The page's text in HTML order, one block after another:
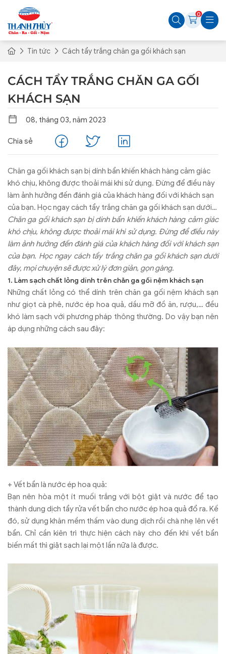
0
Tin tức Cách tẩy trắng chăn ga gối khách sạn
CÁCH TẨY TRẮNG CHĂN GA GỐI
KHÁCH SẠN
08, tháng 03, năm 2023
Chia sẻ
Chăn ga gối khách sạn bị dính bẩn khiến khách hàng cảm giác
khó chịu, không được thoải mái khi sử dụng. Đừng để điều này
làm ảnh hưởng đến đánh giá của khách hàng đối với khách sạn
của bạn. Học ngay cách tẩy trắng chăn ga gối khách sạn dưới
đây, mọi chuyện sẽ được xử lý đơn giản, gọn gàng.
Chăn ga gối khách sạn bị dính bẩn khiến khách hàng cảm giác
khó chịu, không được thoải mái khi sử dụng. Đừng để điều này
làm ảnh hưởng đến đánh giá của khách hàng đối với khách sạn
của bạn. Học ngay cách tẩy trắng chăn ga gối khách sạn dưới
đây, mọi chuyện sẽ được xử lý đơn giản, gọn gàng.
1. Làm sạch chất lỏng dính trên chăn ga gối nệm khách sạn
Những chất lỏng có thể dính trên chăn ga gối nệm khách sạn
như giọt cà phê, nước ép hoa quả, dầu mỡ đồ ăn, rượu,… đều
khó làm sạch với phương pháp thông thường. Do vậy bạn nên
áp dụng những cách sau đây:
+ Vết bẩn là nước ép hoa quả:
Bạn nên hòa một ít muối trắng với bột giặt và nước để tạo
thành dung dịch tẩy rửa vết bẩn cho nước ép hoa quả đổ ra. Kế
đó, sử dụng khăn mềm thấm vào dung dịch rồi chà nhẹ lên vết
bẩn. Chỉ cần kiên trì thực hiện cách này cho đến khi vết bẩn
biến mất thì giặt sạch lại một lần nữa là được.